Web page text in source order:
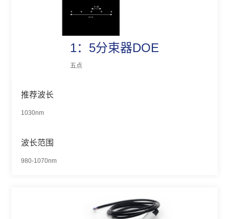
1：5分束器DOE
五点
推荐波长
1030nm
波长范围
980-1070nm